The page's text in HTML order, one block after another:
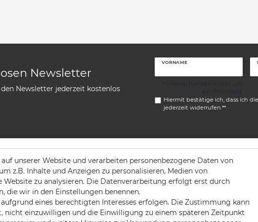
Newsletter
Newsletter jederzeit kostenlos
VORNAME
Hiermit bestätige ich, dass ich die
jederzeit widerrufen.**
KONTAKT
Telefon:+49 176 24909451
unserer Website und verarbeiten personenbezogene Daten von
z.B. Inhalte und Anzeigen zu personalisieren, Medien von
zu analysieren. Die Datenverarbeitung erfolgt erst durch
die wir in den Einstellungen benennen.
eines berechtigten Interesses erfolgen. Die Zustimmung kann
nicht einzuwilligen und die Einwilligung zu einem späteren Zeitpunkt